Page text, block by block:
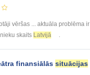
vēršas ... aktuāla problēma ir
skaits Latvijā .
finansiālās situācijas